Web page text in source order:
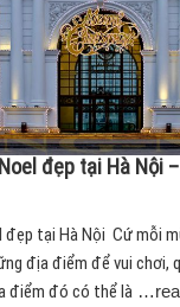
đẹp tại Hà Nội
tại Hà Nội Cứ mỗi
địa điểm để vui chơi,
điểm đó có thể là